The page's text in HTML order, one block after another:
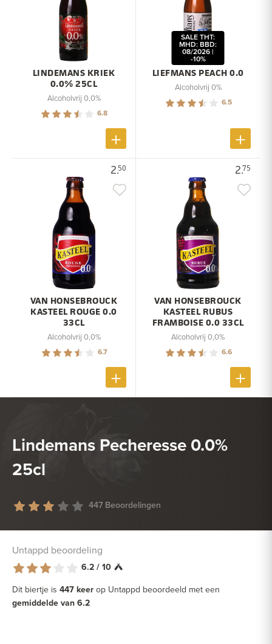
LINDEMANS KRIEK
0.0% 25CL
Alcoholvrij 0,0%
6.8
LIEFMANS PEACH 0.0
SALE THT:
MHD: BBD:
08/2026 |
-10%
Alcoholvrij 0%
6.5
2.50
VAN HONSEBROUCK
KASTEEL ROUGE 0.0
33CL
Alcoholvrij 0,0%
6.7
2.75
VAN HONSEBROUCK
KASTEEL RUBUS
FRAMBOISE 0.0 33CL
Alcoholvrij 0,0%
6.6
Lindemans Pecheresse 0.0%
25cl
447 Beoordelingen
Untappd beoordeling
6.2 / 10
Dit biertje is 447 keer op Untappd beoordeeld met een
gemiddelde van 6.2